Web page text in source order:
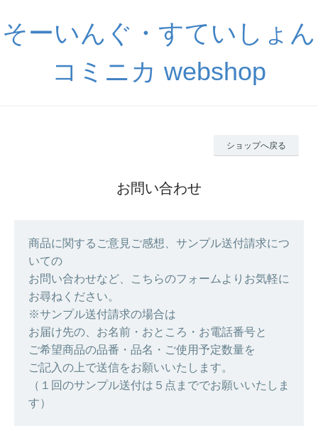
そーいんぐ・すていしょん
コミニカ webshop
ショップへ戻る
お問い合わせ
商品に関するご意見ご感想、サンプル送付請求につ
いての
お問い合わせなど、こちらのフォームよりお気軽に
お尋ねください。
※サンプル送付請求の場合は
お届け先の、お名前・おところ・お電話番号と
ご希望商品の品番・品名・ご使用予定数量を
ご記入の上で送信をお願いいたします。
（１回のサンプル送付は５点まででお願いいたしま
す）